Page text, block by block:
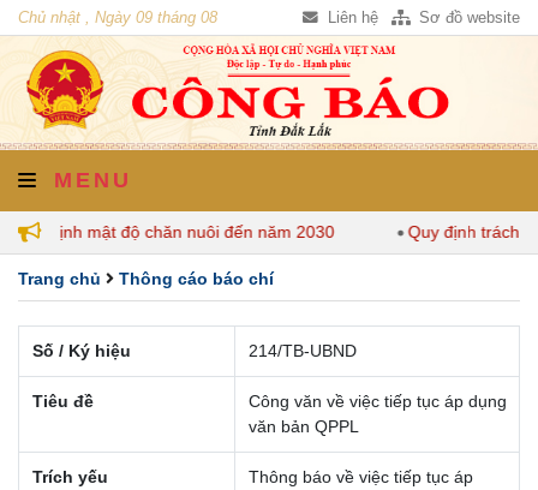
Chủ nhật , Ngày 09 tháng 08
năm 2026
Liên hệ Sơ đồ website
MENU
quy định mật độ chăn nuôi đến năm 2030 Quy định trách
Trang chủ Thông cáo báo chí
Số / Ký hiệu 214/TB-UBND
Tiêu đề
Công văn về việc tiếp tục áp dụng
văn bản QPPL
Trích yếu
Thông báo về việc tiếp tục áp